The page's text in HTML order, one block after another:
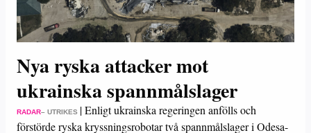
Nya ryska attacker mot
ukrainska spannmålslager
RADAR– UTRIKES |Enligt ukrainska regeringen anfölls och
förstörde ryska kryssningsrobotar två spannmålslager i Odesa-